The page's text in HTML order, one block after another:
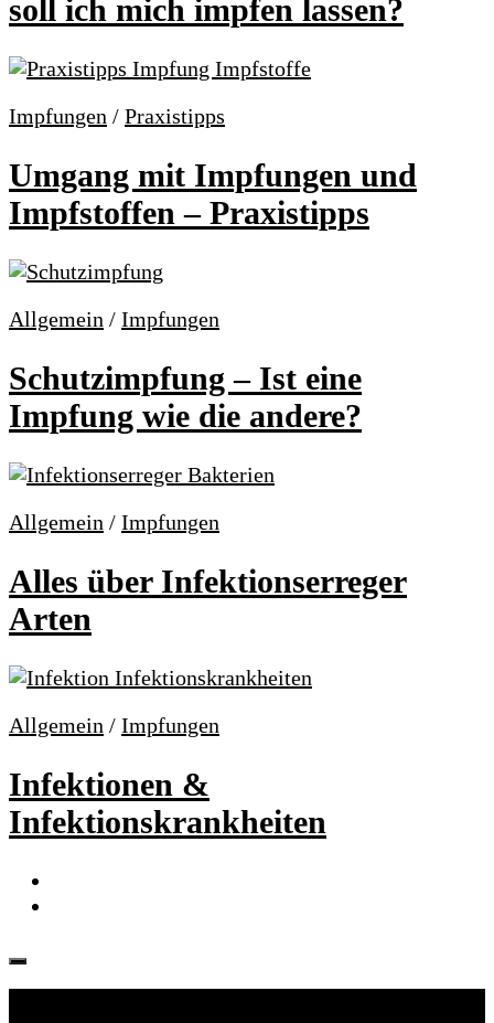
soll ich mich impfen lassen?
Impfungen / Praxistipps
Umgang mit Impfungen und
Impfstoffen – Praxistipps
Allgemein / Impfungen
Schutzimpfung – Ist eine
Impfung wie die andere?
Allgemein / Impfungen
Alles über Infektionserreger
Arten
Allgemein / Impfungen
Infektionen &
Infektionskrankheiten